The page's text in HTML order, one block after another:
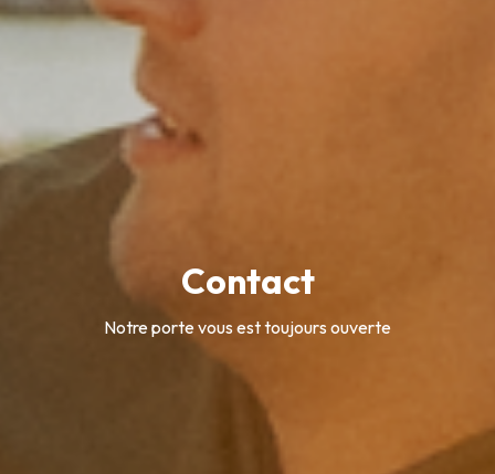
Contact
Notre porte vous est toujours ouverte